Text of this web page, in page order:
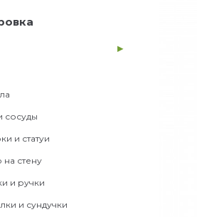
сосуды
и статуи
стену
и ручки
и сундучки